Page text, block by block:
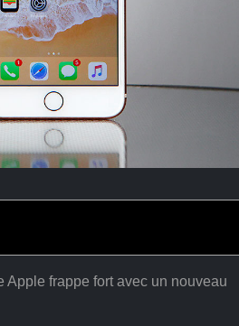
Apple frappe fort avec un nouveau